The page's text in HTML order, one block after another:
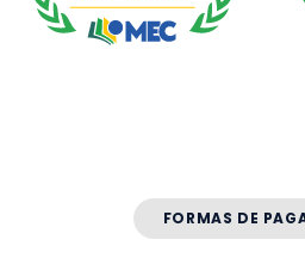
FORMAS DE